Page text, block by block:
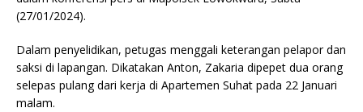
(27/01/2024).
Dalam penyelidikan, petugas menggali keterangan pelapor dan
saksi di lapangan. Dikatakan Anton, Zakaria dipepet dua orang
selepas pulang dari kerja di Apartemen Suhat pada 22 Januari
malam.